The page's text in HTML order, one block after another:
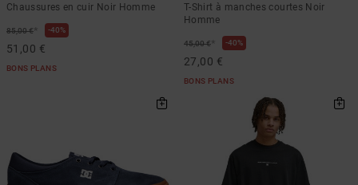
Chaussures en cuir Noir Homme
85,00 €* 40%
51,00 €
BONS PLANS
T-Shirt à manches courtes Noir
Homme
45,00 €* 40%
27,00 €
BONS PLANS